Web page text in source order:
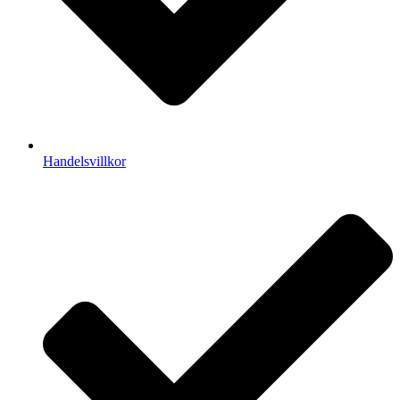
Handelsvillkor